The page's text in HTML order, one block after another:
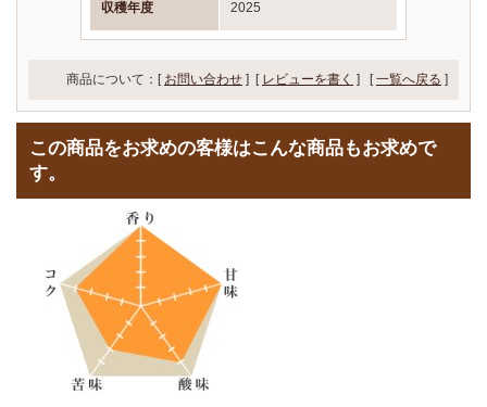
収穫年度 2025
商品について：[ お問い合わせ ] [ レビューを書く ] [一覧へ戻る ]
この商品をお求めの客様はこんな商品もお求めで
す。